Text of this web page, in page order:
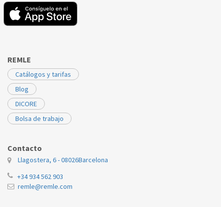
REMLE
Catálogos y tarifas
Blog
DICORE
Bolsa de trabajo
Contacto
Llagostera, 6 - 08026Barcelona
+34 934 562 903
remle@remle.com